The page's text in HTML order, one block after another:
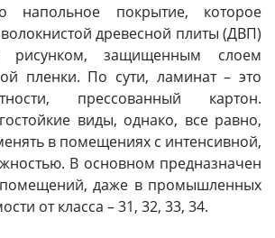
напольное покрытие, которое
древесной плиты (ДВП)
рисунком, защищенным слоем
пленки. По сути, ламинат – это
прессованный картон.
виды, однако, все равно,
в помещениях с интенсивной,
В основном предназначен
помещений, даже в промышленных
от класса – 31, 32, 33, 34.